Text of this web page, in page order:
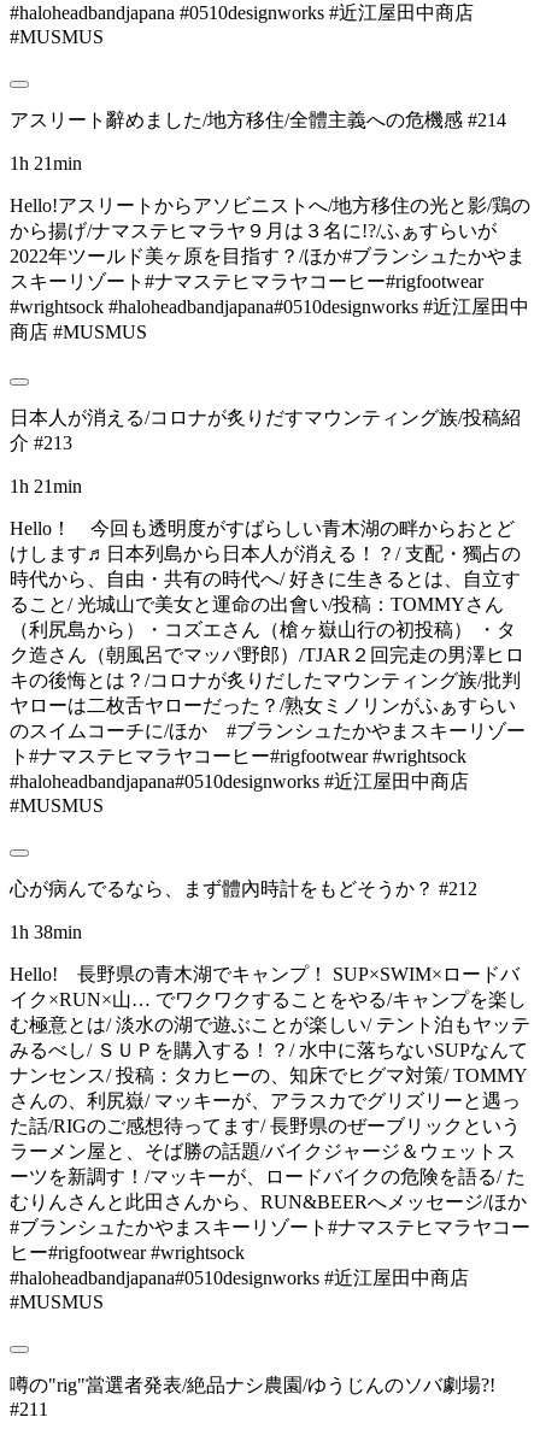
#haloheadbandjapana #0510designworks #近江屋田中商店
#MUSMUS
アスリート辭めました/地方移住/全體主義への危機感 #214
1h 21min
Hello!アスリートからアソビニストへ/地方移住の光と影/鶏の
から揚げ/ナマステヒマラヤ９月は３名に!?/ふぁすらいが
2022年ツールド美ヶ原を目指す？/ほか#ブランシュたかやま
スキーリゾート#ナマステヒマラヤコーヒー#rigfootwear
#wrightsock #haloheadbandjapana#0510designworks #近江屋田中
商店 #MUSMUS
日本人が消える/コロナが炙りだすマウンティング族/投稿紹
介 #213
1h 21min
Hello！ 今回も透明度がすばらしい青木湖の畔からおとど
けします♬日本列島から日本人が消える！？/ 支配・獨占の
時代から、自由・共有の時代へ/ 好きに生きるとは、自立す
ること/ 光城山で美女と運命の出會い/投稿：TOMMYさん
（利尻島から）・コズエさん（槍ヶ嶽山行の初投稿） ・タ
ク造さん（朝風呂でマッパ野郎）/TJAR２回完走の男澤ヒロ
キの後悔とは？/コロナが炙りだしたマウンティング族/批判
ヤローは二枚舌ヤローだった？/熟女ミノリンがふぁすらい
のスイムコーチに/ほか #ブランシュたかやまスキーリゾー
ト#ナマステヒマラヤコーヒー#rigfootwear #wrightsock
#haloheadbandjapana#0510designworks #近江屋田中商店
#MUSMUS
心が病んでるなら、まず體內時計をもどそうか？ #212
1h 38min
Hello! 長野県の青木湖でキャンプ！ SUP×SWIM×ロードバ
イク×RUN×山… でワクワクすることをやる/キャンプを楽し
む極意とは/ 淡水の湖で遊ぶことが楽しい/ テント泊もヤッテ
みるべし/ ＳＵＰを購入する！？/ 水中に落ちないSUPなんて
ナンセンス/ 投稿：タカヒーの、知床でヒグマ対策/ TOMMY
さんの、利尻嶽/ マッキーが、アラスカでグリズリーと遇っ
た話/RIGのご感想待ってます/ 長野県のぜーブリックという
ラーメン屋と、そば勝の話題/バイクジャージ＆ウェットス
ーツを新調す！/マッキーが、ロードバイクの危険を語る/ た
むりんさんと此田さんから、RUN&BEERへメッセージ/ほか
#ブランシュたかやまスキーリゾート#ナマステヒマラヤコー
ヒー#rigfootwear #wrightsock
#haloheadbandjapana#0510designworks #近江屋田中商店
#MUSMUS
噂の"rig"當選者発表/絶品ナシ農園/ゆうじんのソバ劇場?!
#211